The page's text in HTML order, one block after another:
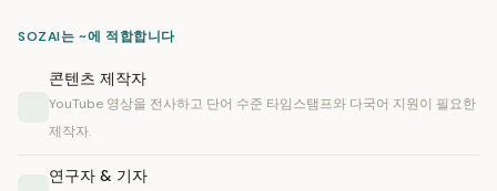
SOZAI는 ~에 적합합니다
콘텐츠 제작자
YouTube 영상을 전사하고 단어 수준 타임스탬프와 다국어 지원이 필요한
제작자.
연구자 & 기자